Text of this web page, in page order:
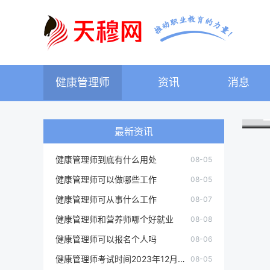
健康管理师 资讯 消息
最新资讯
健康管理师到底有什么用处 08-05
健康管理师可以做哪些工作 08-05
健康管理师可从事什么工作 08-07
健康管理师和营养师哪个好就业 08-08
健康管理师可以报名个人吗 08-06
健康管理师考试时间2023年12月江苏 08-05